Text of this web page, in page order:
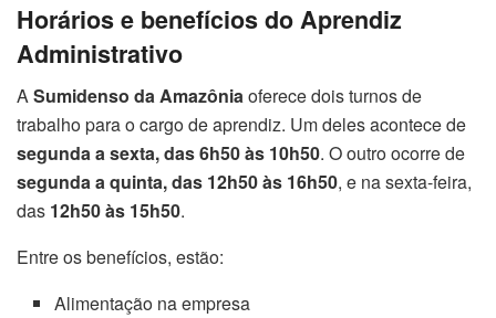
Horários e benefícios do Aprendiz
Administrativo
ASumidenso da Amazôniaoferece dois turnos de
trabalho para o cargo de aprendiz. Um deles acontece de
segunda a sexta, das 6h50 às 10h50. O outro ocorre de
segunda a quinta, das 12h50 às 16h50, e na sexta-feira,
das 12h50 às 15h50.
Entre os benefícios, estão:
Alimentação na empresa